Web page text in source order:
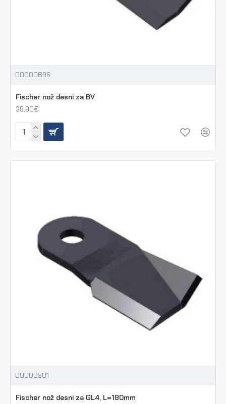
00000896
Fischer nož desni za BV
39.90€
00000901
Fischer nož desni za GL4, L=180mm